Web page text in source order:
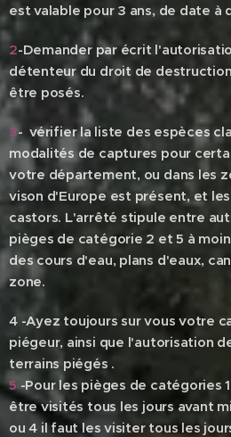
est valable pour 3 ans, de date à
2-Demander par écrit
détenteur du droit de
être posés.
3- vérifier la liste des espèces
modalités de captures pour
votre département, ou dans les
vison d'Europe est présent, et
castors. L'arrêté stipule entre
pièges de catégorie 2 et 5 à
des cours d'eau, plans d'eaux,
zone.
4-Ayez toujours sur vous votre
piégeur, ainsi que l'autorisation
terrains piégés .
5-Pour les pièges de catégories
être visités tous les jours avant
ou 4 il faut les visiter tous les